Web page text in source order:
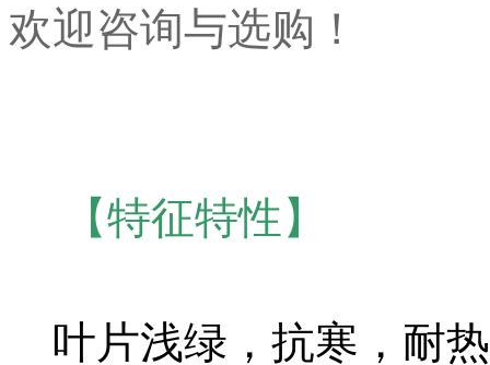
欢迎咨询与选购！
【特征特性】
叶片浅绿，抗寒，耐